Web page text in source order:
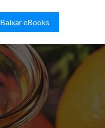
Baixar eBooks